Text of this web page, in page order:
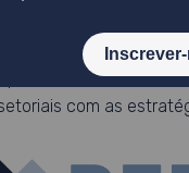
para
o
com as